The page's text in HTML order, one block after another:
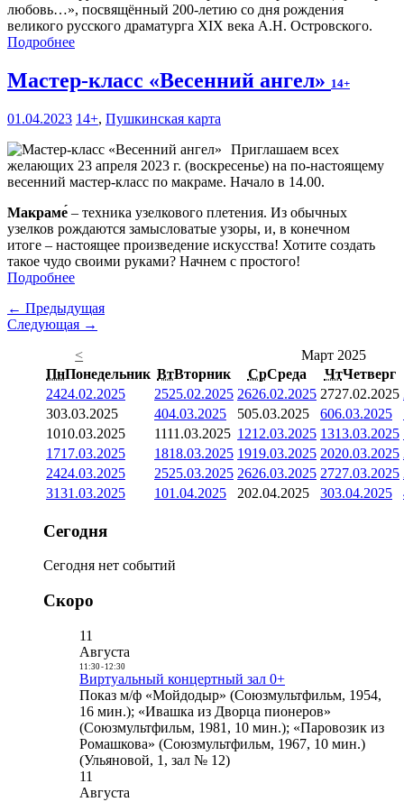
любовь…», посвящённый 200-летию со дня рождения
великого русского драматурга XIX века А.Н. Островского.
Подробнее
Мастер-класс «Весенний ангел» 14+
01.04.2023 14+, Пушкинская карта
Приглашаем всех
желающих 23 апреля 2023 г. (воскресенье) на по-настоящему
весенний мастер-класс по макраме. Начало в 14.00.
Макраме́ – техника узелкового плетения. Из обычных
узелков рождаются замысловатые узоры, и, в конечном
итоге – настоящее произведение искусства! Хотите создать
такое чудо своими руками? Начнем с простого!
Подробнее
← Предыдущая
Следующая →
<
Март 2025
ПнПонедельник ВтВторник СрСреда ЧтЧетверг
2424.02.2025 2525.02.2025 2626.02.2025 2727.02.2025
303.03.2025 404.03.2025 505.03.2025 606.03.2025
1010.03.2025 1111.03.2025 1212.03.2025 1313.03.2025
1717.03.2025 1818.03.2025 1919.03.2025 2020.03.2025
2424.03.2025 2525.03.2025 2626.03.2025 2727.03.2025
3131.03.2025 101.04.2025 202.04.2025 303.04.2025
Сегодня
Сегодня нет событий
Скоро
11
Августа
11:30- 12:30
Виртуальный концертный зал 0+
Показ м/ф «Мойдодыр» (Союзмультфильм, 1954,
16 мин.); «Ивашка из Дворца пионеров»
(Союзмультфильм, 1981, 10 мин.); «Паровозик из
Ромашкова» (Союзмультфильм, 1967, 10 мин.)
(Ульяновой, 1, зал № 12)
11
Августа